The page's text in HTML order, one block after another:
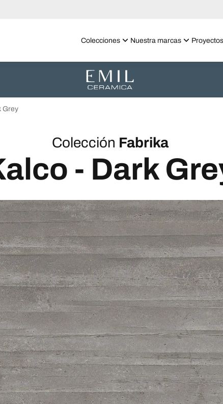
Colecciones Nuestra marcas Proyectos
Grey
Colección Fabrika
- Dark